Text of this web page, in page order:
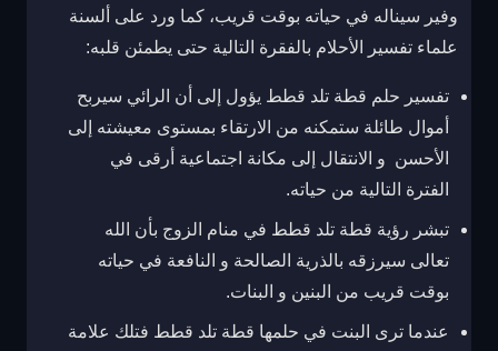
وفير سيناله في حياته بوقت قريب، كما ورد على ألسنة
علماء تفسير الأحلام بالفقرة التالية حتى يطمئن قلبه:
تفسير حلم قطة تلد قطط يؤول إلى أن الرائي سيربح
أموال طائلة ستمكنه من الارتقاء بمستوى معيشته إلى
الأحسن و الانتقال إلى مكانة اجتماعية أرقى في
الفترة التالية من حياته.
تبشر رؤية قطة تلد قطط في منام الزوج بأن الله
تعالى سيرزقه بالذرية الصالحة و النافعة في حياته
بوقت قريب من البنين و البنات.
عندما ترى البنت في حلمها قطة تلد قطط فتلك علامة